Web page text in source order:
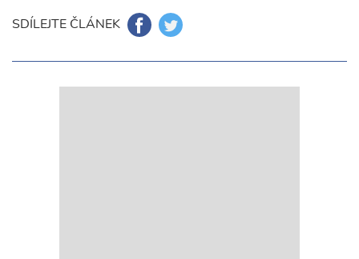
SDÍLEJTE ČLÁNEK